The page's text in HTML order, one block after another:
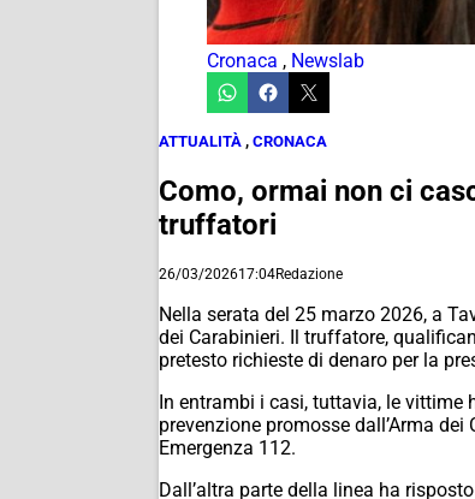
Cronaca , Newslab
ATTUALITÀ , CRONACA
Como, ormai non ci
truffatori
26/03/202617:04Redazione
Nella serata del 25 marzo 2026, a
dei Carabinieri. Il truffatore,
pretesto richieste di denaro per la
In entrambi i casi, tuttavia, le vittime
prevenzione promosse dall’Arma
Emergenza 112.
Dall’altra parte della linea ha